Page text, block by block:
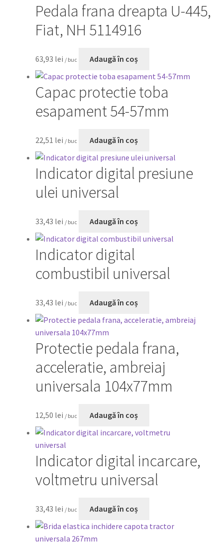
Pedala frana dreapta U-445,
Fiat, NH 5114916
63,93 lei / buc Adaugă în coș
Capac protectie toba
esapament 54-57mm
22,51 lei / buc Adaugă în coș
Indicator digital presiune
ulei universal
33,43 lei / buc Adaugă în coș
Indicator digital
combustibil universal
33,43 lei / buc Adaugă în coș
Protectie pedala frana,
acceleratie, ambreiaj
universala 104x77mm
12,50 lei / buc Adaugă în coș
Indicator digital incarcare,
voltmetru universal
33,43 lei / buc Adaugă în coș